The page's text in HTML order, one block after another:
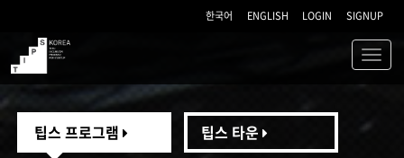
한국어 ENGLISH LOGIN SIGNUP
TIPS
팁스 프로그램 팁스 타운